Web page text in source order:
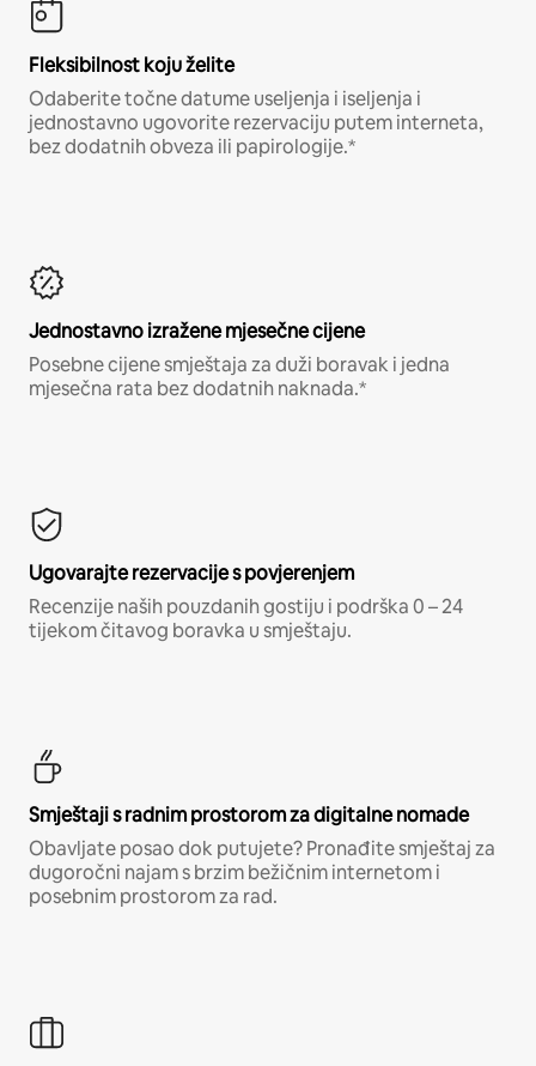
Fleksibilnost koju želite
Odaberite točne datume useljenja i iseljenja i
jednostavno ugovorite rezervaciju putem interneta,
bez dodatnih obveza ili papirologije.*
Jednostavno izražene mjesečne cijene
Posebne cijene smještaja za duži boravak i jedna
mjesečna rata bez dodatnih naknada.*
Ugovarajte rezervacije s povjerenjem
Recenzije naših pouzdanih gostiju i podrška 0 – 24
tijekom čitavog boravka u smještaju.
Smještaji s radnim prostorom za digitalne nomade
Obavljate posao dok putujete? Pronađite smještaj za
dugoročni najam s brzim bežičnim internetom i
posebnim prostorom za rad.